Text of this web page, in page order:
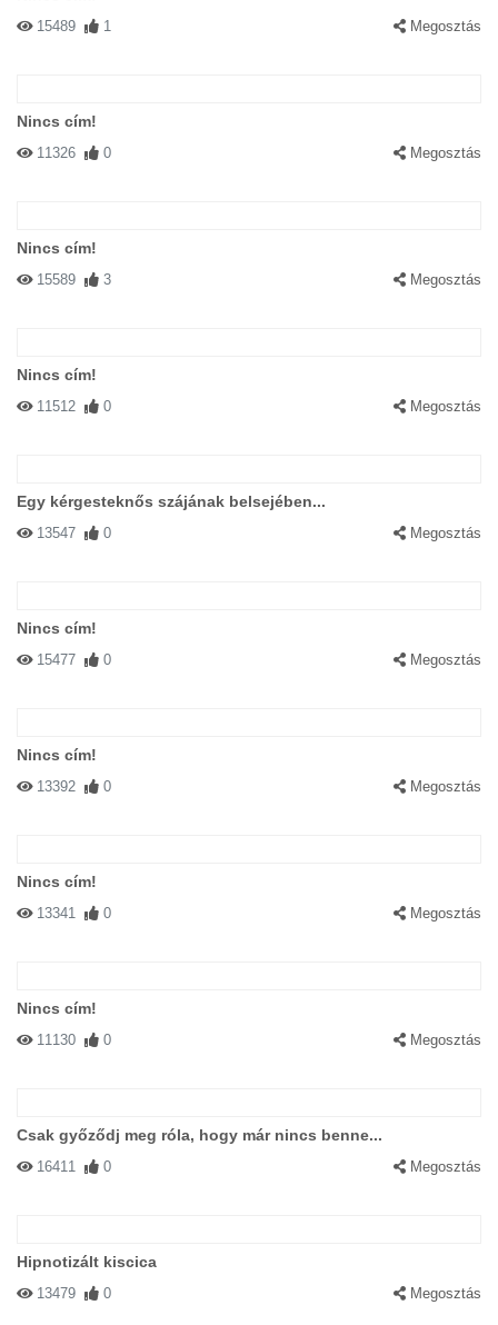
15489 1 Megosztás
Nincs cím!
11326 0 Megosztás
Nincs cím!
15589 3 Megosztás
Nincs cím!
11512 0 Megosztás
Egy kérgesteknős szájának belsejében...
13547 0 Megosztás
Nincs cím!
15477 0 Megosztás
Nincs cím!
13392 0 Megosztás
Nincs cím!
13341 0 Megosztás
Nincs cím!
11130 0 Megosztás
Csak győződj meg róla, hogy már nincs benne...
16411 0 Megosztás
Hipnotizált kiscica
13479 0 Megosztás